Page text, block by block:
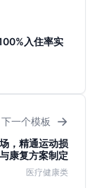
入住率实
下一个模板 →
，精通运动损
康复方案制定
医疗健康类